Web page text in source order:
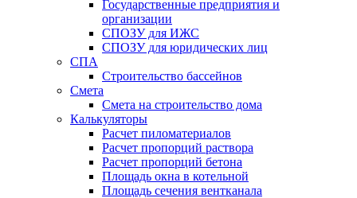
Государственные предприятия и
организации
СПОЗУ для ИЖС
СПОЗУ для юридических лиц
СПА
Строительство бассейнов
Смета
Смета на строительство дома
Калькуляторы
Расчет пиломатериалов
Расчет пропорций раствора
Расчет пропорций бетона
Площадь окна в котельной
Площадь сечения вентканала